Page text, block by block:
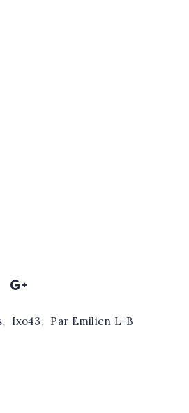
, Ixo43, Par Emilien L-B